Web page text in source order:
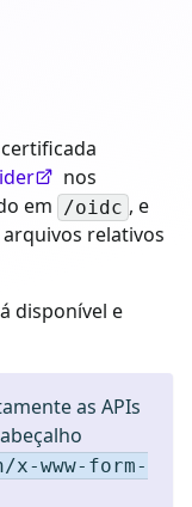
nos
em
/oidc , e
relativos
disponível e
as APIs
www-form-